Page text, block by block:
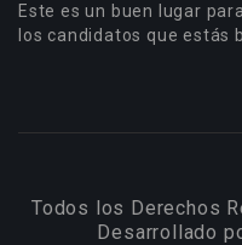
Este es un buen lugar
los candidatos que estás
Todos los Derechos
Desarrollado